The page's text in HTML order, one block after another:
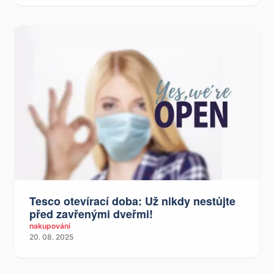
Tesco otevírací doba: Už nikdy nestůjte
před zavřenými dveřmi!
nakupování
20. 08. 2025